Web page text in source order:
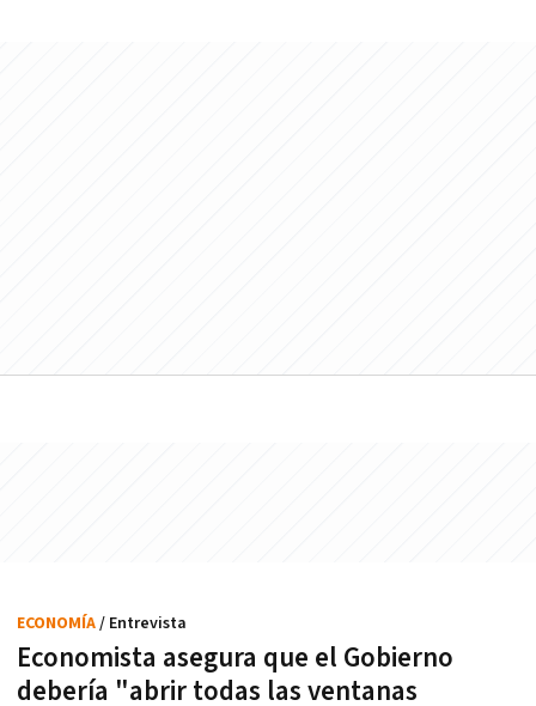
Economista asegura que el Gobierno
debería "abrir todas las ventanas
ECONOMÍA/ Entrevista